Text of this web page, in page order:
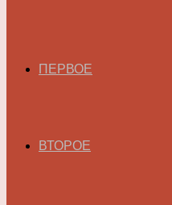
ПЕРВОЕ
ВТОРОЕ